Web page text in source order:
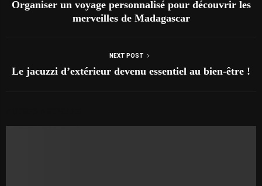
Organiser un voyage personnalisé pour découvrir les
merveilles de Madagascar
NEXT POST
Le jacuzzi d’extérieur devenu essentiel au bien-être !